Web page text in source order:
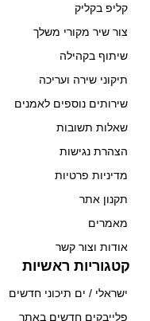
קליפ בקליק
צור שיר מקורי משלך
שיתוף בקהילה
תיקוני שירה ועריכה
שירותים נוספים לאמנים
שאלות תשובות
הצהרת נגישות
מדיניות פרטיות
תקנון אתר
מאמרים
אודות וצור קשר
קטגוריות ראשיות
ישראלי / ים תיכוני חדשים
פלייבקים חדשים באתר